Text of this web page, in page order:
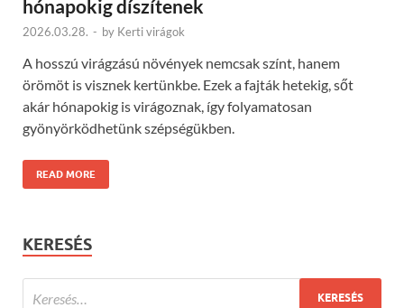
hónapokig díszítenek
2026.03.28. - by Kerti virágok
A hosszú virágzású növények nemcsak színt, hanem
örömöt is visznek kertünkbe. Ezek a fajták hetekig, sőt
akár hónapokig is virágoznak, így folyamatosan
gyönyörködhetünk szépségükben.
READ MORE
KERESÉS